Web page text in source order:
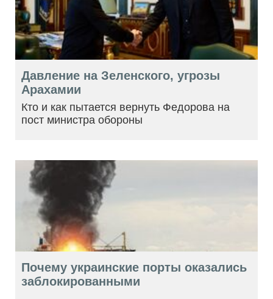
Давление на Зеленского, угрозы
Арахамии
Кто и как пытается вернуть Федорова на
пост министра обороны
Почему украинские порты оказались
заблокированными